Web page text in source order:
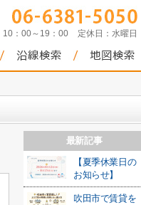
10：00～19：00 定休日： 水曜日
最新記事
【夏季休業日の
お知らせ】
吹田市で賃貸を